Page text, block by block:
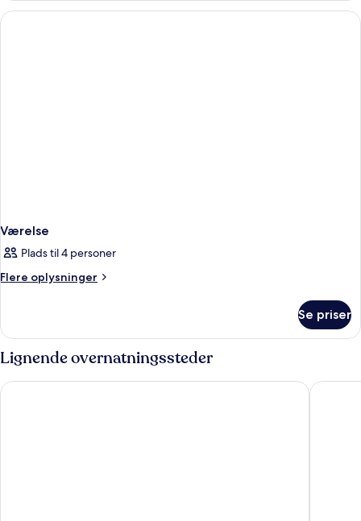
Værelse
Plads til 4 personer
Flere oplysninger
Flere
Se priser
Lignende overnatningssteder
Best Western Eurostop Orebro Scandic